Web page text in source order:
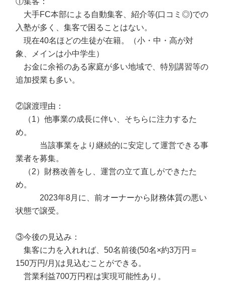
大手FC本部による自動集客、紹介等(口コミ◎)での
入塾が多く、集客で困ることはない。
現在40名ほどの生徒が在籍。（小・中・高が対
象、メインは小中学生）
お金に余裕のある家庭が多い地域で、特別講習等の
追加授業も多い。
②譲渡理由：
（1）他事業の成長に伴い、そちらに注力するた
め。
当該事業をより継続的に安定して運営できる事
業者を募集。
（2）財務改善をし、運営の立て直しができたた
め。
2023年8月に、前オーナーから財務体質の悪い
状態で譲受。
③今後の見込み：
集客に力を入れれば、50名前後(50名×約3万円＝
150万円/月)は見込むことができる。
営業利益700万円程は実現可能性あり。